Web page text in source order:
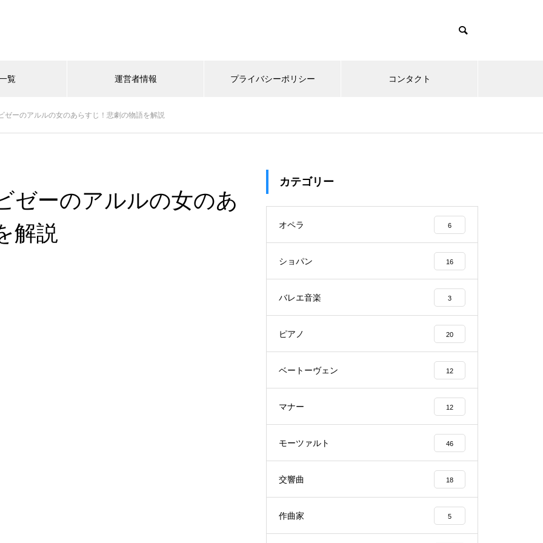
覧 運営者情報 プライバシーポリシー コンタクト
ゼーのアルルの女のあらすじ！悲劇の物語を解説
ゼーのアルルの女のあ
解説
カテゴリー
オペラ 6
ショパン 16
バレエ音楽 3
ピアノ 20
ベートーヴェン 12
マナー 12
モーツァルト 46
交響曲 18
作曲家 5